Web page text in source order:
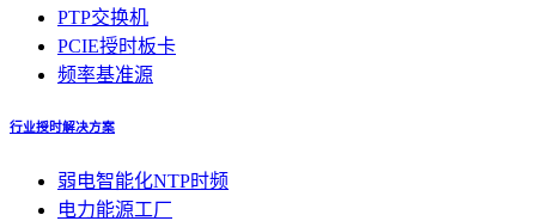
PTP交换机
PCIE授时板卡
频率基准源
行业授时解决方案
弱电智能化NTP时频
电力能源工厂